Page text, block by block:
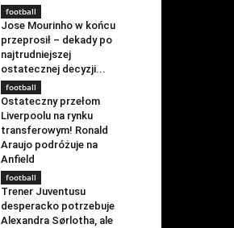
football
Jose Mourinho w końcu
przeprosił – dekady po
najtrudniejszej
ostatecznej decyzji...
football
Ostateczny przełom
Liverpoolu na rynku
transferowym! Ronald
Araujo podróżuje na
Anfield
football
Trener Juventusu
desperacko potrzebuje
Alexandra Sørlotha, ale